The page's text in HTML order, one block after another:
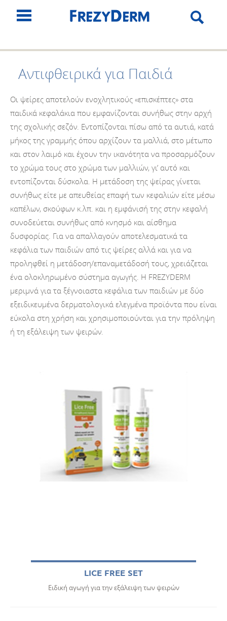
Αντιφθειρικά για Παιδιά
Οι ψείρες αποτελούν ενοχλητικούς «επισκέπτες» στα
παιδικά κεφαλάκια που εμφανίζονται συνήθως στην αρχή
της σχολικής σεζόν. Εντοπίζονται πίσω από τα αυτιά, κατά
μήκος της γραμμής όπου αρχίζουν τα μαλλιά, στο μέτωπο
και στον λαιμό και έχουν την ικανότητα να προσαρμόζουν
το χρώμα τους στο χρώμα των μαλλιών, γι’ αυτό και
εντοπίζονται δύσκολα. Η μετάδοση της ψείρας γίνεται
συνήθως είτε με απευθείας επαφή των κεφαλιών είτε μέσω
καπέλων, σκούφων κ.λπ. και η εμφάνισή της στην κεφαλή
συνοδεύεται συνήθως από κνησμό και αίσθημα
δυσφορίας. Για να απαλλαγούν αποτελεσματικά τα
κεφάλια των παιδιών από τις ψείρες αλλά και για να
προληφθεί η μετάδοση/επαναμετάδοσή τους, χρειάζεται
ένα ολοκληρωμένο σύστημα αγωγής. Η FREZYDERM
μεριμνά για τα ξέγνοιαστα κεφάλια των παιδιών με δύο
εξειδικευμένα δερματολογικά ελεγμένα προϊόντα που είναι
εύκολα στη χρήση και χρησιμοποιούνται για την πρόληψη
ή τη εξάλειψη των ψειρών.
LICE FREE SET
Ειδική αγωγή για την εξάλειψη των ψειρών